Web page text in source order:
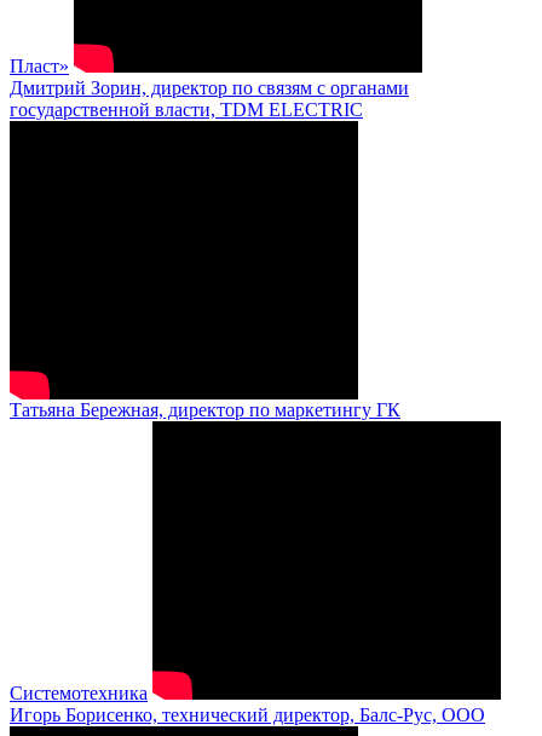
Пласт»
Дмитрий Зорин, директор по связям с органами
государственной власти, TDM ELECTRIC
Татьяна Бережная, директор по маркетингу ГК
Системотехника
Игорь Борисенко, технический директор, Балс-Рус, ООО